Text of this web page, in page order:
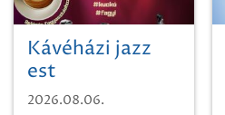
Kávéházi jazz
est
2026.08.06.